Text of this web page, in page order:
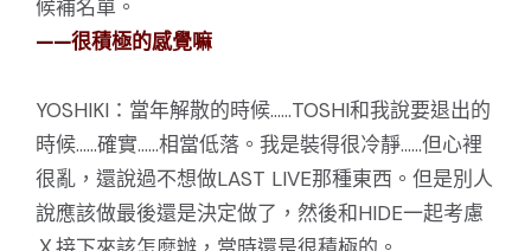
候補名單。
——很積極的感覺嘛
YOSHIKI：當年解散的時候……TOSHI和我說要退出的
時候……確實……相當低落。我是裝得很冷靜……但心裡
很亂，還說過不想做LAST LIVE那種東西。但是別人
說應該做最後還是決定做了，然後和HIDE一起考慮